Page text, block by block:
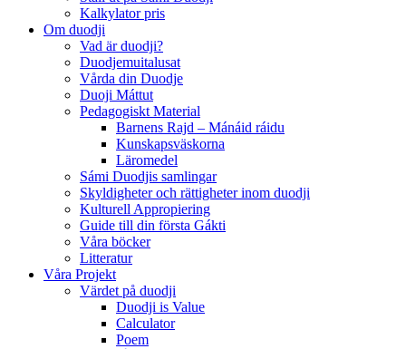
Kalkylator pris
Om duodji
Vad är duodji?
Duodjemuitalusat
Vårda din Duodje
Duoji Máttut
Pedagogiskt Material
Barnens Rajd – Mánáid ráidu
Kunskapsväskorna
Läromedel
Sámi Duodjis samlingar
Skyldigheter och rättigheter inom duodji
Kulturell Appropiering
Guide till din första Gákti
Våra böcker
Litteratur
Våra Projekt
Värdet på duodji​
Duodji is Value
Calculator
Poem